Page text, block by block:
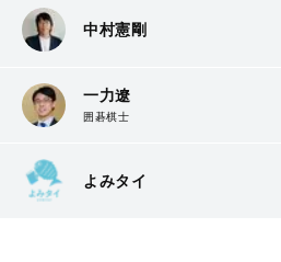
中村憲剛
一力遼
囲碁棋士
よみタイ